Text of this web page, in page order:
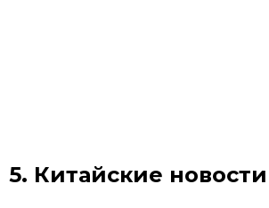
5. Китайские новости